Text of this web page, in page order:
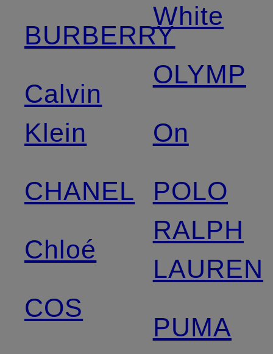
BURBERRY
Calvin
Klein
CHANEL
Chloé
COS
White
OLYMP
On
POLO
RALPH
LAUREN
PUMA